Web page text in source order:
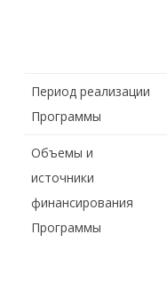
Период реализации
Программы
Объемы и
источники
финансирования
Программы